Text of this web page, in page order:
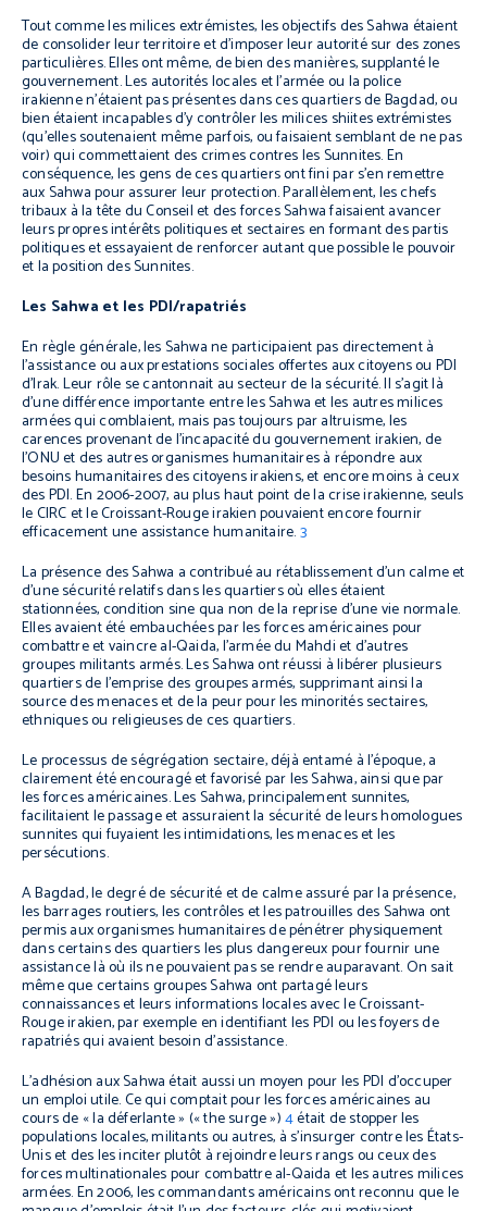
Tout comme les milices extrémistes, les objectifs des Sahwa étaient
de consolider leur territoire et d’imposer leur autorité sur des zones
particulières. Elles ont même, de bien des manières, supplanté le
gouvernement. Les autorités locales et l’armée ou la police
irakienne n’étaient pas présentes dans ces quartiers de Bagdad, ou
bien étaient incapables d’y contrôler les milices shiites extrémistes
(qu’elles soutenaient même parfois, ou faisaient semblant de ne pas
voir) qui commettaient des crimes contres les Sunnites. En
conséquence, les gens de ces quartiers ont fini par s’en remettre
aux Sahwa pour assurer leur protection. Parallèlement, les chefs
tribaux à la tête du Conseil et des forces Sahwa faisaient avancer
leurs propres intérêts politiques et sectaires en formant des partis
politiques et essayaient de renforcer autant que possible le pouvoir
et la position des Sunnites.
Les Sahwa et les PDI/rapatriés
En règle générale, les Sahwa ne participaient pas directement à
l’assistance ou aux prestations sociales offertes aux citoyens ou PDI
d’Irak. Leur rôle se cantonnait au secteur de la sécurité. Il s’agit là
d’une différence importante entre les Sahwa et les autres milices
armées qui comblaient, mais pas toujours par altruisme, les
carences provenant de l’incapacité du gouvernement irakien, de
l’ONU et des autres organismes humanitaires à répondre aux
besoins humanitaires des citoyens irakiens, et encore moins à ceux
des PDI. En 2006-2007, au plus haut point de la crise irakienne, seuls
le CIRC et le Croissant-Rouge irakien pouvaient encore fournir
efficacement une assistance humanitaire.3
La présence des Sahwa a contribué au rétablissement d’un calme et
d’une sécurité relatifs dans les quartiers où elles étaient
stationnées, condition sine qua non de la reprise d’une vie normale.
Elles avaient été embauchées par les forces américaines pour
combattre et vaincre al-Qaida, l’armée du Mahdi et d’autres
groupes militants armés. Les Sahwa ont réussi à libérer plusieurs
quartiers de l’emprise des groupes armés, supprimant ainsi la
source des menaces et de la peur pour les minorités sectaires,
ethniques ou religieuses de ces quartiers.
Le processus de ségrégation sectaire, déjà entamé à l’époque, a
clairement été encouragé et favorisé par les Sahwa, ainsi que par
les forces américaines. Les Sahwa, principalement sunnites,
facilitaient le passage et assuraient la sécurité de leurs homologues
sunnites qui fuyaient les intimidations, les menaces et les
persécutions.
A Bagdad, le degré de sécurité et de calme assuré par la présence,
les barrages routiers, les contrôles et les patrouilles des Sahwa ont
permis aux organismes humanitaires de pénétrer physiquement
dans certains des quartiers les plus dangereux pour fournir une
assistance là où ils ne pouvaient pas se rendre auparavant. On sait
même que certains groupes Sahwa ont partagé leurs
connaissances et leurs informations locales avec le Croissant-
Rouge irakien, par exemple en identifiant les PDI ou les foyers de
rapatriés qui avaient besoin d’assistance.
L’adhésion aux Sahwa était aussi un moyen pour les PDI d’occuper
un emploi utile. Ce qui comptait pour les forces américaines au
cours de « la déferlante » (« the surge »)4était de stopper les
populations locales, militants ou autres, à s’insurger contre les États-
Unis et des les inciter plutôt à rejoindre leurs rangs ou ceux des
forces multinationales pour combattre al-Qaida et les autres milices
armées. En 2006, les commandants américains ont reconnu que le